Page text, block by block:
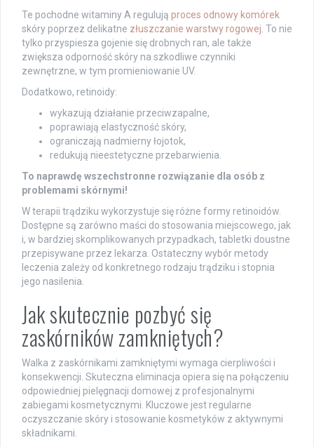
Te pochodne witaminy A regulują proces odnowy komórek
skóry poprzez delikatne złuszczanie warstwy rogowej . To nie
tylko przyspiesza gojenie się drobnych ran, ale także
zwiększa odporność skóry na szkodliwe czynniki
zewnętrzne, w tym promieniowanie UV.
Dodatkowo, retinoidy:
wykazują działanie przeciwzapalne,
poprawiają elastyczność skóry,
ograniczają nadmierny łojotok,
redukują nieestetyczne przebarwienia.
To naprawdę wszechstronne rozwiązanie dla osób z
problemami skórnymi!
W terapii trądziku wykorzystuje się różne formy retinoidów.
Dostępne są zarówno maści do stosowania miejscowego, jak
i, w bardziej skomplikowanych przypadkach, tabletki doustne
przepisywane przez lekarza. Ostateczny wybór metody
leczenia zależy od konkretnego rodzaju trądziku i stopnia
jego nasilenia.
Jak skutecznie pozbyć się
zaskórników zamkniętych?
Walka z zaskórnikami zamkniętymi wymaga cierpliwości i
konsekwencji. Skuteczna eliminacja opiera się na połączeniu
odpowiedniej pielęgnacji domowej z profesjonalnymi
zabiegami kosmetycznymi. Kluczowe jest regularne
oczyszczanie skóry i stosowanie kosmetyków z aktywnymi
składnikami.